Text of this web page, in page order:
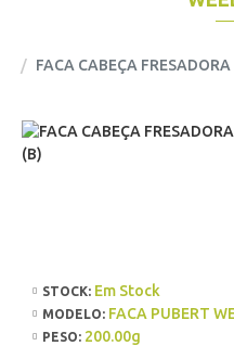
FACA CABEÇA
STOCK: Em Stock
MODELO: FACA PUBERT
PESO: 200.00g